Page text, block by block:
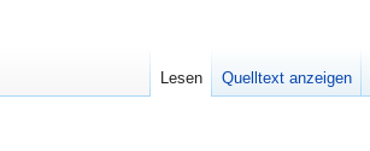
Lesen Quelltext anzeigen